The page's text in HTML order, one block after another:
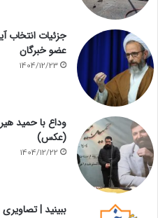
جزئیات انتخاب
عضو خبرگان
1404/12/23
وداع با حمید
(عکس)
1404/12/22
ببینید |